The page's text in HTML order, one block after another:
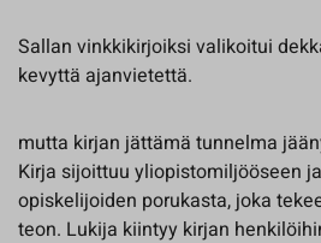
Sallan vinkkikirjoiksi valikoitui
kevyttä ajanvietettä.
mutta kirjan jättämä tunnelma
Kirja sijoittuu yliopistomiljööseen
opiskelijoiden porukasta, joka
teon. Lukija kiintyy kirjan